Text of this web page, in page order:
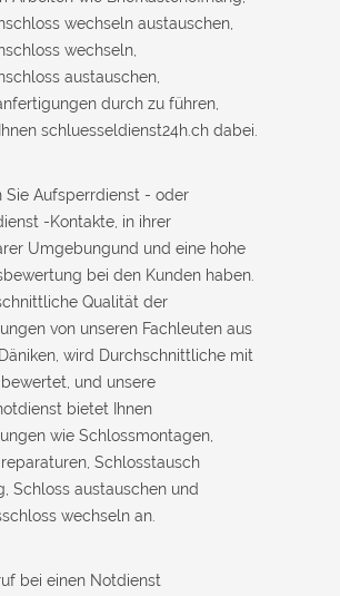
wechseln austauschen,
wechseln,
austauschen,
durch zu führen,
schluesseldienst24h.ch dabei.
Sie Aufsperrdienst - oder
-Kontakte, in ihrer
Umgebungund und eine hohe
bei den Kunden haben.
Qualität der
von unseren Fachleuten aus
wird Durchschnittliche mit
und unsere
bietet Ihnen
wie Schlossmontagen,
Schlosstausch
Schloss austauschen und
wechseln an.
bei einen Notdienst